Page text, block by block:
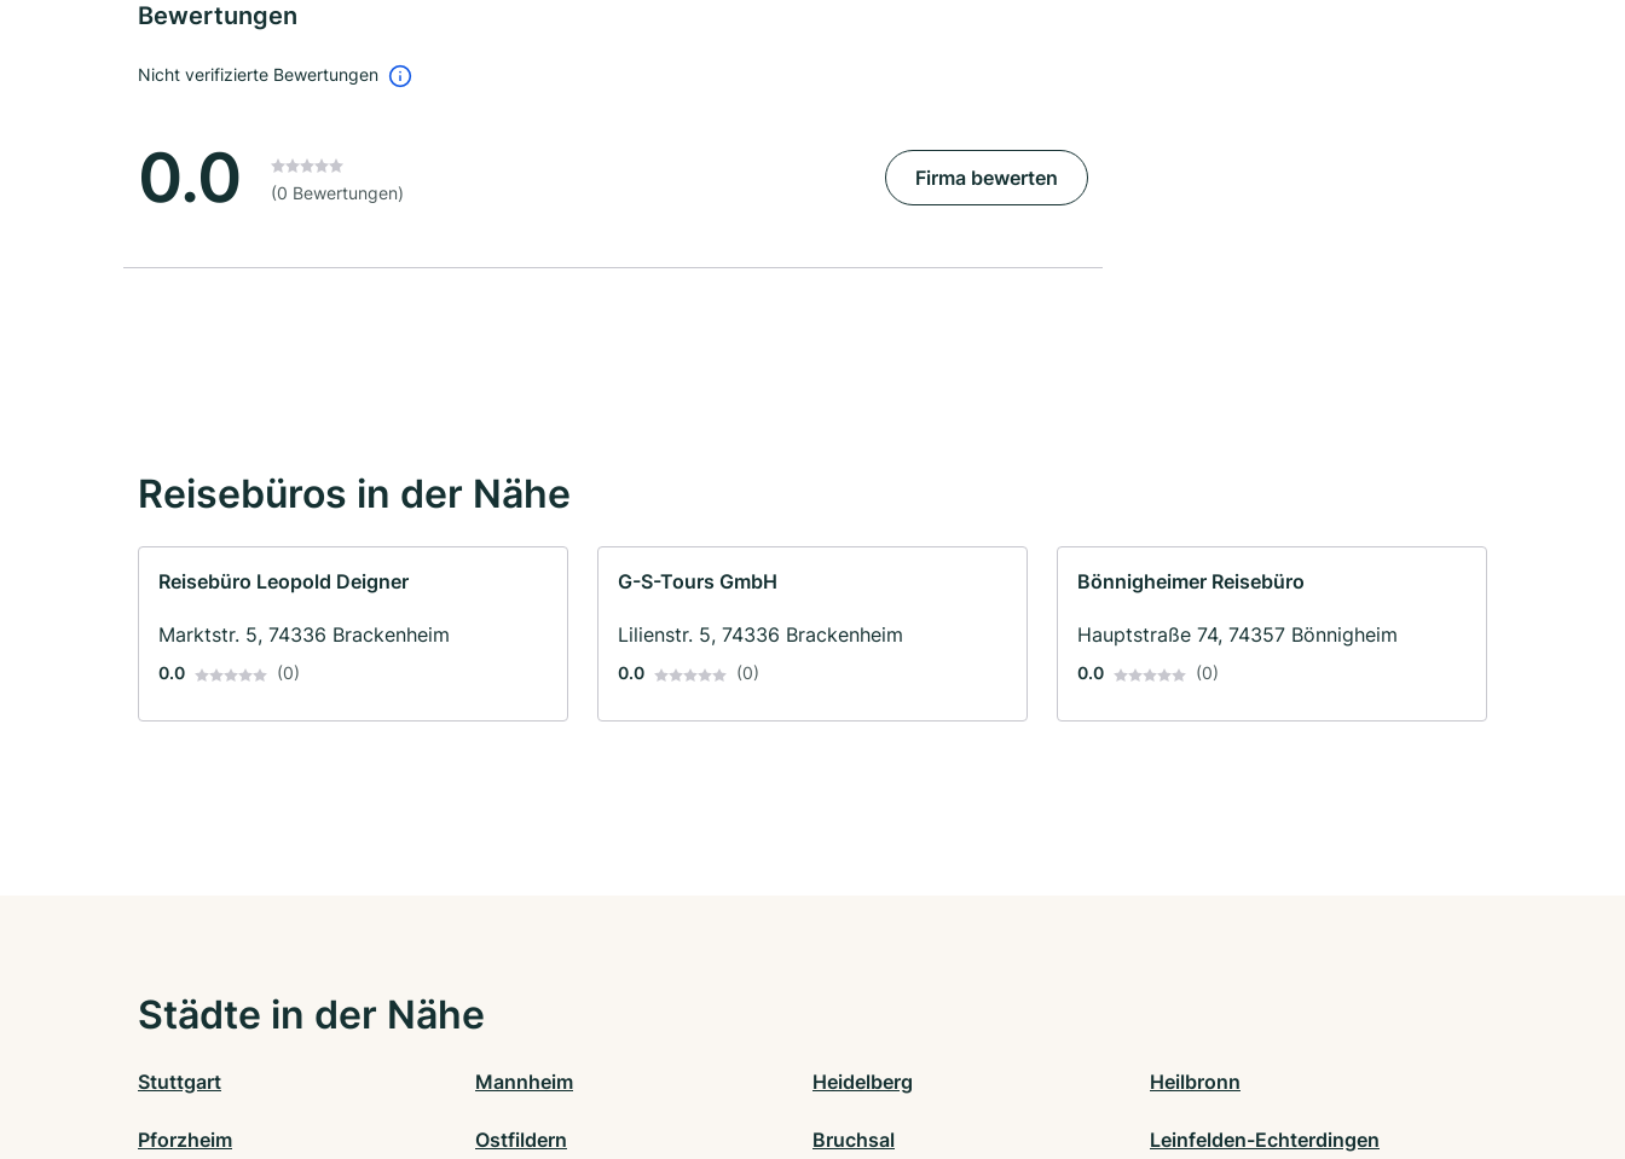
Bewertungen
Nicht verifizierte Bewertungen
0.0 (0 Bewertungen)
Firma bewerten
Reisebüros in der Nähe
Reisebüro Leopold Deigner
Marktstr. 5, 74336 Brackenheim
0.0 (0)
G-S-Tours GmbH
Lilienstr. 5, 74336 Brackenheim
0.0 (0)
Bönnigheimer Reisebüro
Hauptstraße 74, 74357 Bönnigheim
0.0 (0)
Städte in der Nähe
Stuttgart Mannheim Heidelberg Heilbronn
Pforzheim Ostfildern Bruchsal Leinfelden-Echterdingen